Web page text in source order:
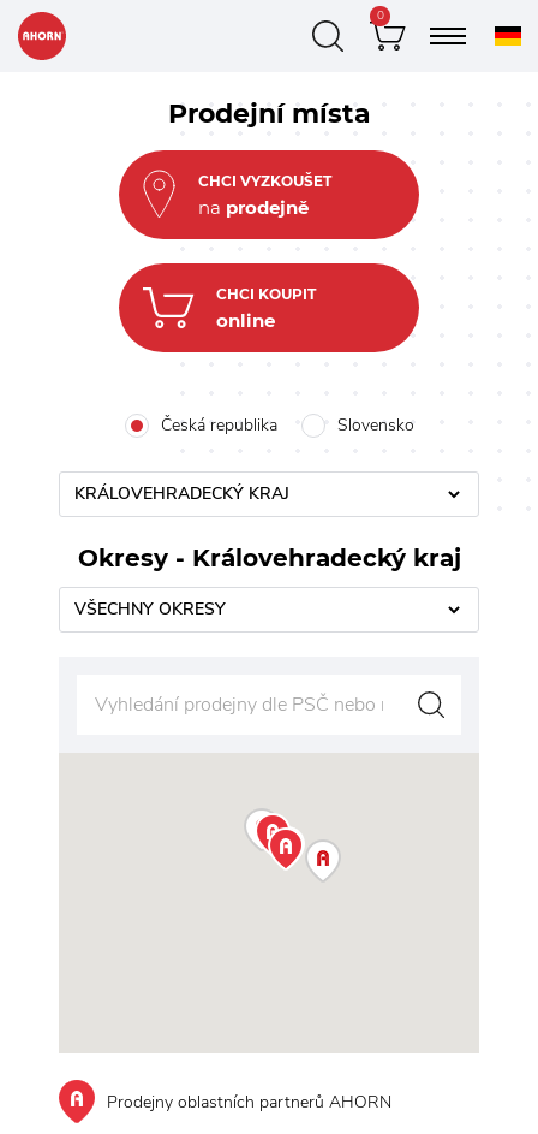
0
Prodejní místa
CHCI VYZKOUŠET
na prodejně
CHCI KOUPIT
online
Česká republika Slovensko
KRÁLOVEHRADECKÝ KRAJ
Okresy - Královehradecký kraj
VŠECHNY OKRESY
Prodejny oblastních partnerů AHORN